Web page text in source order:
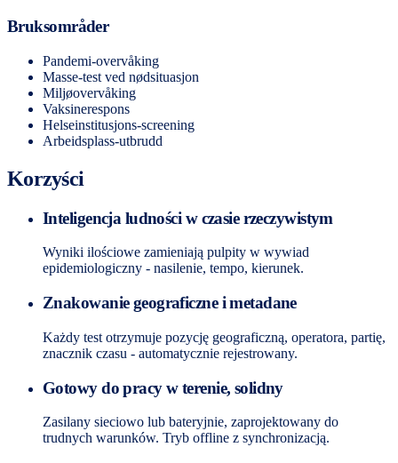
Bruksområder
Pandemi-overvåking
Masse-test ved nødsituasjon
Miljøovervåking
Vaksinerespons
Helseinstitusjons-screening
Arbeidsplass-utbrudd
Korzyści
Inteligencja ludności w czasie rzeczywistym
Wyniki ilościowe zamieniają pulpity w wywiad
epidemiologiczny - nasilenie, tempo, kierunek.
Znakowanie geograficzne i metadane
Każdy test otrzymuje pozycję geograficzną, operatora, partię,
znacznik czasu - automatycznie rejestrowany.
Gotowy do pracy w terenie, solidny
Zasilany sieciowo lub bateryjnie, zaprojektowany do
trudnych warunków. Tryb offline z synchronizacją.